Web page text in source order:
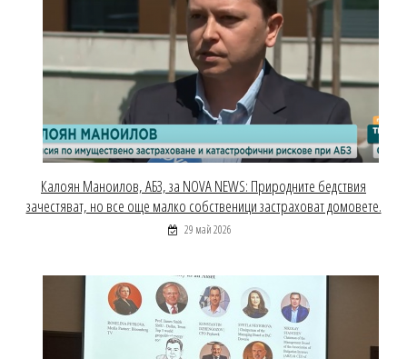
Калоян Маноилов, АБЗ, за NOVA NEWS: Природните бедствия
зачестяват, но все още малко собственици застраховат домовете.
29 май 2026